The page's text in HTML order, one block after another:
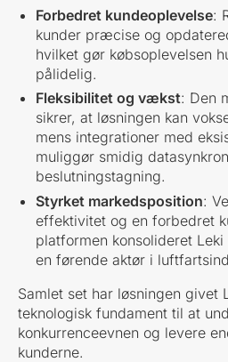
Forbedret kundeoplevelse:
kunder præcise og
hvilket gør købsoplevelsen
pålidelig.
Fleksibilitet og vækst: Den
sikrer, at løsningen kan
mens integrationer med
muliggør smidig
beslutningstagning.
Styrket markedsposition:
effektivitet og en forbedret
platformen konsolideret
en førende aktør i
Samlet set har løsningen givet
teknologisk fundament til at
konkurrenceevnen og levere
kunderne.